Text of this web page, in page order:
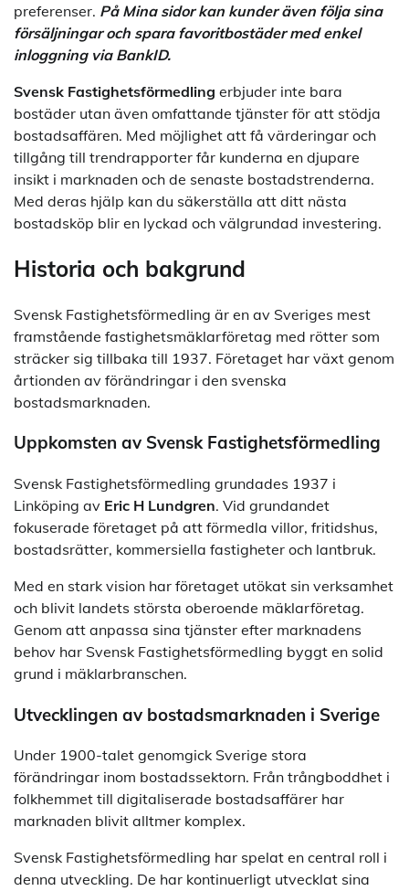
preferenser. På Mina sidor kan kunder även följa sina
försäljningar och spara favoritbostäder med enkel
inloggning via BankID.
Svensk Fastighetsförmedling erbjuder inte bara
bostäder utan även omfattande tjänster för att stödja
bostadsaffären. Med möjlighet att få värderingar och
tillgång till trendrapporter får kunderna en djupare
insikt i marknaden och de senaste bostadstrenderna.
Med deras hjälp kan du säkerställa att ditt nästa
bostadsköp blir en lyckad och välgrundad investering.
Historia och bakgrund
Svensk Fastighetsförmedling är en av Sveriges mest
framstående fastighetsmäklarföretag med rötter som
sträcker sig tillbaka till 1937. Företaget har växt genom
årtionden av förändringar i den svenska
bostadsmarknaden.
Uppkomsten av Svensk Fastighetsförmedling
Svensk Fastighetsförmedling grundades 1937 i
Linköping av Eric H Lundgren. Vid grundandet
fokuserade företaget på att förmedla villor, fritidshus,
bostadsrätter, kommersiella fastigheter och lantbruk.
Med en stark vision har företaget utökat sin verksamhet
och blivit landets största oberoende mäklarföretag.
Genom att anpassa sina tjänster efter marknadens
behov har Svensk Fastighetsförmedling byggt en solid
grund i mäklarbranschen.
Utvecklingen av bostadsmarknaden i Sverige
Under 1900-talet genomgick Sverige stora
förändringar inom bostadssektorn. Från trångboddhet i
folkhemmet till digitaliserade bostadsaffärer har
marknaden blivit alltmer komplex.
Svensk Fastighetsförmedling har spelat en central roll i
denna utveckling. De har kontinuerligt utvecklat sina